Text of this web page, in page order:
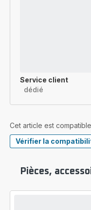
Service client
dédié
Cet article est
Vérifier la
Pièces,